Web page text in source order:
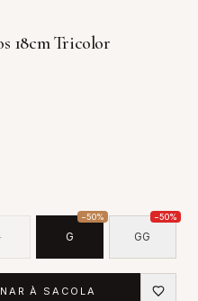
18cm Tricolor
G
−50%
GG
−50%
À SACOLA